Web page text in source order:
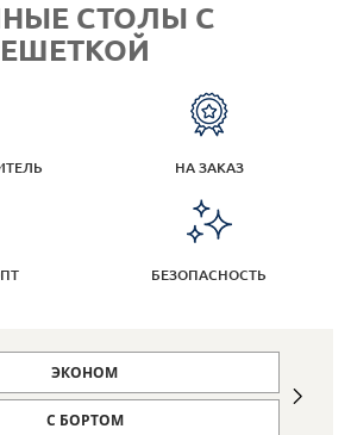
СТОЛЫ С
НА ЗАКАЗ
БЕЗОПАСНОСТЬ
ЭКОНОМ
С БОРТОМ